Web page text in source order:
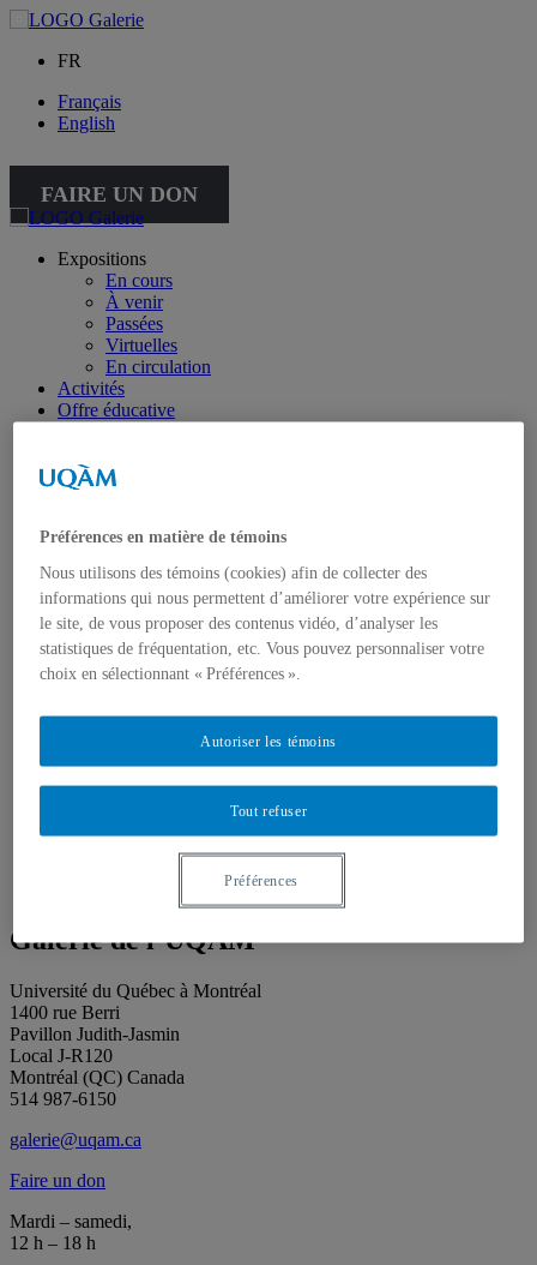
FR
Français
English
FAIRE UN DON
Expositions
En cours
À venir
Passées
Virtuelles
En circulation
Activités
Offre éducative
Collection spéciale : petite collection
Publications
À propos des publications
À propos des Éditions les petits carnets
Actualités
À propos
Accessibilité
Mandat
Salle de presse
Search
Galerie de l’UQAM
Université du Québec à Montréal
1400 rue Berri
Pavillon Judith-Jasmin
Local J-R120
Montréal (QC) Canada
514 987-6150
galerie@uqam.ca
Faire un don
Mardi – samedi,
12 h – 18 h
Préférences en matière de témoins
Nous utilisons des témoins (cookies) afin de collecter des
informations qui nous permettent d’améliorer votre expérience sur
le site, de vous proposer des contenus vidéo, d’analyser les
statistiques de fréquentation, etc. Vous pouvez personnaliser votre
choix en sélectionnant « Préférences ».
Tout refuser
Autoriser les témoins
Préférences